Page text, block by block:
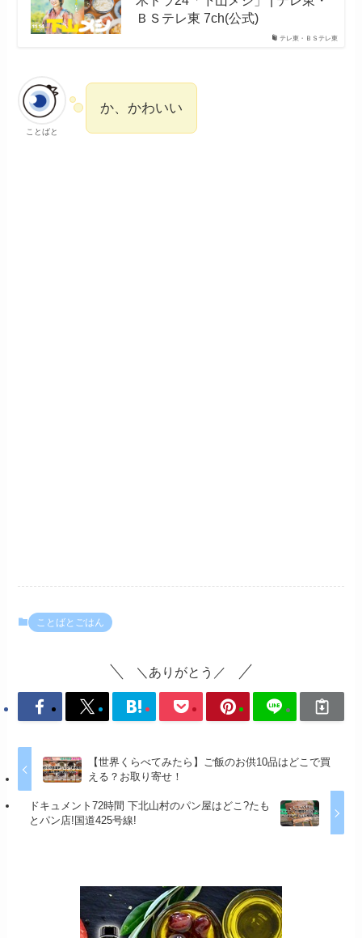
テレ東・ＢＳテレ東
ＢＳテレ東 7ch(公式)
ことばと
か、かわいい
ことばとごはん
＼ありがとう／
【世界くらべてみたら】ご飯のお供10品はどこで買
える？お取り寄せ！
ドキュメント72時間 下北山村のパン屋はどこ?たも
とパン店!国道425号線!